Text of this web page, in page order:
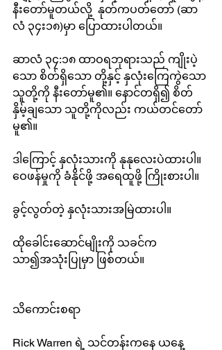
နီးတော်မူတယ်လို့  နုတ်ကပတ်တော် (ဆာ
လံ ၃၄း၁၈)မှာ ပြောထားပါတယ်။
ဆာလံ ၃၄:၁၈ ထာဝရဘုရားသည် ကျိုးပဲ့
သော စိတ်ရှိသော တို့နှင့် နှလုံးကြေကွဲသော
သူတို့ကို နီးတော်မူ၏။ နောင်တရှိ၍ စိတ်
နှိမ့်ချသော သူတို့ကိုလည်း ကယ်တင်တော်
မူ၏။
ဒါကြောင့် နှလုံးသားကို နုနုလေးပဲထားပါ။
ဝေဖန်မှုကို ခံနိုင်ဖို့ အရေထူဖို့ ကြိုးစားပါ။
ခွင့်လွတ်တဲ့ နှလုံးသားအမြဲထားပါ။
ထိုခေါင်းဆောင်မျိုးကို သခင်က
သာ၍အသုံးပြုမှာ ဖြစ်တယ်။
သိကောင်းစရာ
Rick Warren ရဲ့ သင်တန်းကနေ ယနေ့